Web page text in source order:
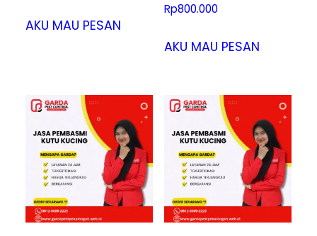
AKU MAU PESAN
Rp800.000
AKU MAU PESAN